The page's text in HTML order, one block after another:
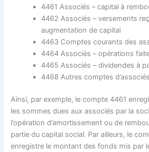
4461 Associés – capital à
4462 Associés – versements
augmentation de capital
4463 Comptes courants des
4464 Associés – opérations
4465 Associés – dividendes à
4468 Autres comptes
Ainsi, par exemple, le compte 4461
les sommes dues aux associés par la
l’opération d’amortissement ou de
partie du capital social. Par ailleurs, le
enregistre le montant des fonds mis par